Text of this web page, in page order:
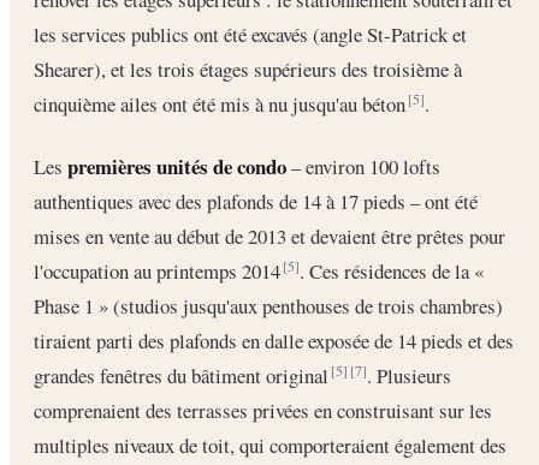
les services publics ont été excavés (angle St-Patrick et
Shearer), et les trois étages supérieurs des troisième à
cinquième ailes ont été mis à nu jusqu'au béton[5].
Les premières unités de condo– environ 100 lofts
authentiques avec des plafonds de 14 à 17 pieds – ont été
mises en vente au début de 2013 et devaient être prêtes pour
l'occupation au printemps 2014[5]. Ces résidences de la «
Phase 1 » (studios jusqu'aux penthouses de trois chambres)
tiraient parti des plafonds en dalle exposée de 14 pieds et des
grandes fenêtres du bâtiment original[5] [7]. Plusieurs
comprenaient des terrasses privées en construisant sur les
multiples niveaux de toit, qui comporteraient également des